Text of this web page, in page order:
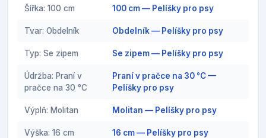
Šířka: 100 cm 100 cm — Pelíšky pro psy
Tvar: Obdelník Obdelník — Pelíšky pro psy
Typ: Se zipem Se zipem — Pelíšky pro psy
Údržba: Praní v
pračce na 30 °C
Praní v pračce na 30 °C —
Pelíšky pro psy
Výplň: Molitan Molitan — Pelíšky pro psy
Výška: 16 cm 16 cm — Pelíšky pro psy